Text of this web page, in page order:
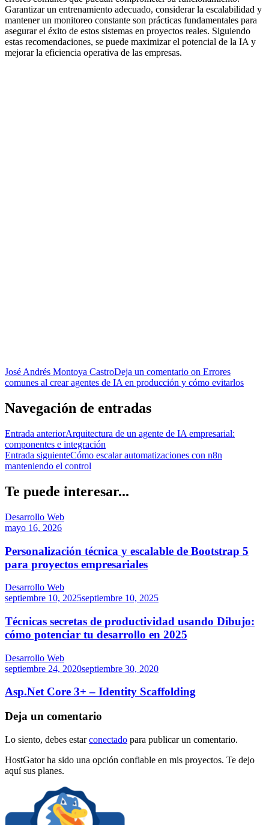
Garantizar un entrenamiento adecuado, considerar la escalabilidad y
mantener un monitoreo constante son prácticas fundamentales para
asegurar el éxito de estos sistemas en proyectos reales. Siguiendo
estas recomendaciones, se puede maximizar el potencial de la IA y
mejorar la eficiencia operativa de las empresas.
José Andrés Montoya CastroDeja un comentario on Errores
comunes al crear agentes de IA en producción y cómo evitarlos
Navegación de entradas
Entrada anteriorArquitectura de un agente de IA empresarial:
componentes e integración
Entrada siguienteCómo escalar automatizaciones con n8n
manteniendo el control
Te puede interesar...
Desarrollo Web
mayo 16, 2026
Personalización técnica y escalable de Bootstrap 5
para proyectos empresariales
Desarrollo Web
septiembre 10, 2025septiembre 10, 2025
Técnicas secretas de productividad usando Dibujo:
cómo potenciar tu desarrollo en 2025
Desarrollo Web
septiembre 24, 2020septiembre 30, 2020
Asp.Net Core 3+ – Identity Scaffolding
Deja un comentario
Lo siento, debes estarconectado para publicar un comentario.
HostGator ha sido una opción confiable en mis proyectos. Te dejo
aquí sus planes.